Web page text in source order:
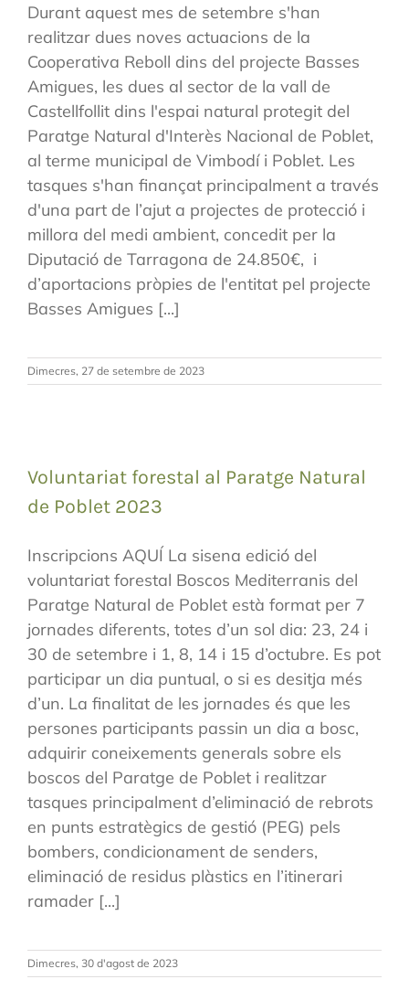
Durant aquest mes de setembre s'han
realitzar dues noves actuacions de la
Cooperativa Reboll dins del projecte Basses
Amigues, les dues al sector de la vall de
Castellfollit dins l'espai natural protegit del
Paratge Natural d'Interès Nacional de Poblet,
al terme municipal de Vimbodí i Poblet. Les
tasques s'han finançat principalment a través
d'una part de l’ajut a projectes de protecció i
millora del medi ambient, concedit per la
Diputació de Tarragona de 24.850€, i
d’aportacions pròpies de l'entitat pel projecte
Basses Amigues [...]
Dimecres, 27 de setembre de 2023
Voluntariat forestal al Paratge Natural
de Poblet 2023
Inscripcions AQUÍ La sisena edició del
voluntariat forestal Boscos Mediterranis del
Paratge Natural de Poblet està format per 7
jornades diferents, totes d’un sol dia: 23, 24 i
30 de setembre i 1, 8, 14 i 15 d’octubre. Es pot
participar un dia puntual, o si es desitja més
d’un. La finalitat de les jornades és que les
persones participants passin un dia a bosc,
adquirir coneixements generals sobre els
boscos del Paratge de Poblet i realitzar
tasques principalment d’eliminació de rebrots
en punts estratègics de gestió (PEG) pels
bombers, condicionament de senders,
eliminació de residus plàstics en l’itinerari
ramader [...]
Dimecres, 30 d'agost de 2023